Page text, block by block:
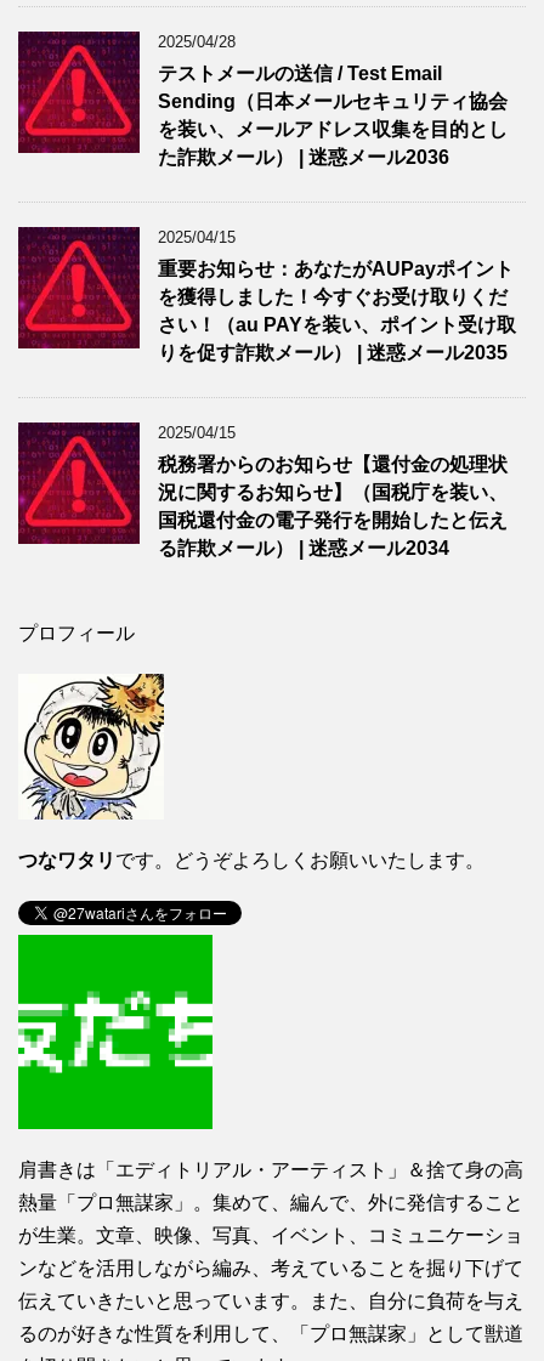
2025/04/28
テストメールの送信 / Test Email
Sending（日本メールセキュリティ協会
を装い、メールアドレス収集を目的とし
た詐欺メール） | 迷惑メール2036
2025/04/15
重要お知らせ：あなたがAUPayポイント
を獲得しました！今すぐお受け取りくだ
さい！（au PAYを装い、ポイント受け取
りを促す詐欺メール） | 迷惑メール2035
2025/04/15
税務署からのお知らせ【還付金の処理状
況に関するお知らせ】（国税庁を装い、
国税還付金の電子発行を開始したと伝え
る詐欺メール） | 迷惑メール2034
プロフィール
つなワタリ です。どうぞよろしくお願いいたします。
肩書きは「エディトリアル・アーティスト」＆捨て身の高
熱量「プロ無謀家」。集めて、編んで、外に発信すること
が生業。文章、映像、写真、イベント、コミュニケーショ
ンなどを活用しながら編み、考えていることを掘り下げて
伝えていきたいと思っています。また、自分に負荷を与え
るのが好きな性質を利用して、「プロ無謀家」として獣道